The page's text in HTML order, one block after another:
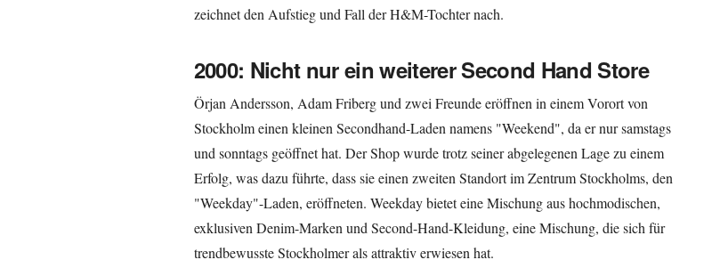
zeichnet den Aufstieg und Fall der H&M-Tochter nach.
2000: Nicht nur ein weiterer Second Hand Store
Örjan Andersson, Adam Friberg und zwei Freunde eröffnen in einem Vorort von
Stockholm einen kleinen Secondhand-Laden namens "Weekend", da er nur samstags
und sonntags geöffnet hat. Der Shop wurde trotz seiner abgelegenen Lage zu einem
Erfolg, was dazu führte, dass sie einen zweiten Standort im Zentrum Stockholms, den
"Weekday"-Laden, eröffneten. Weekday bietet eine Mischung aus hochmodischen,
exklusiven Denim-Marken und Second-Hand-Kleidung, eine Mischung, die sich für
trendbewusste Stockholmer als attraktiv erwiesen hat.